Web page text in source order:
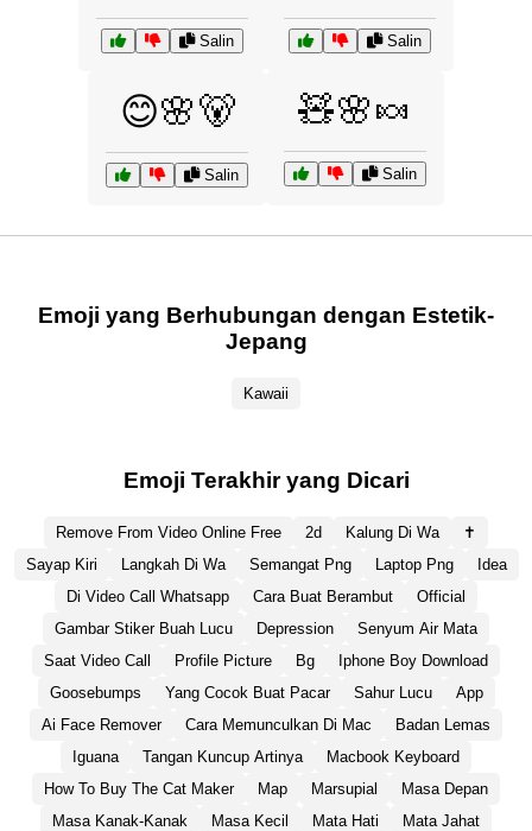
Salin Salin
😊🌸🐻
Salin
🧸🌸🍬
Salin
Emoji yang Berhubungan dengan Estetik-
Jepang
Kawaii
Emoji Terakhir yang Dicari
Remove From Video Online Free 2d Kalung Di Wa
✝
Sayap Kiri
Langkah Di Wa Semangat Png Laptop Png
Idea
Di Video Call Whatsapp
Cara Buat Berambut
Official
Gambar Stiker Buah Lucu
Depression
Senyum Air Mata
Saat Video Call
Profile Picture Bg
Iphone Boy Download
Goosebumps
Yang Cocok Buat Pacar Sahur Lucu
App
Ai Face Remover
Cara Memunculkan Di Mac
Badan Lemas
Iguana
Tangan Kuncup Artinya
Macbook Keyboard
How To Buy The Cat Maker
Map Marsupial
Masa Depan
Masa Kanak-Kanak
Masa Kecil Mata Hati
Mata Jahat